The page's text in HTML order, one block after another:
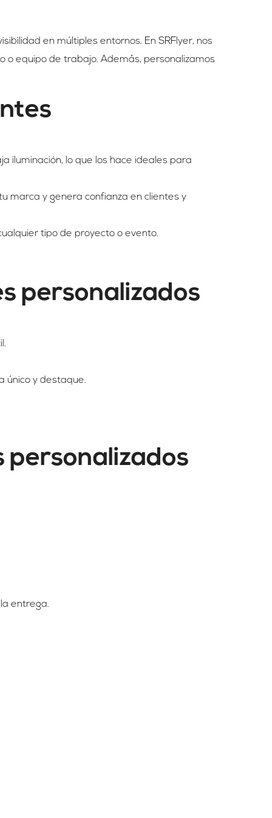
en múltiples entornos. En SRFlyer, nos
equipo de trabajo. Además, personalizamos
iluminación, lo que los hace ideales para
marca y genera confianza en clientes y
tipo de proyecto o evento.
personalizados
único y destaque.
personalizados
entrega.